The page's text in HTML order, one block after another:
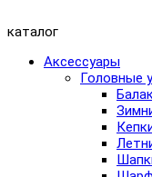
каталог
Аксессуары
Головные